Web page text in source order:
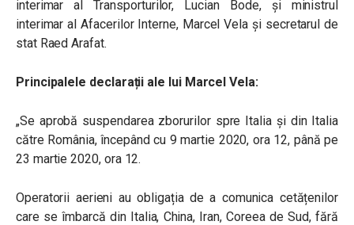
interimar al Transporturilor, Lucian Bode, și ministrul
interimar al Afacerilor Interne, Marcel Vela și secretarul de
stat Raed Arafat.
Principalele declarații ale lui Marcel Vela:
„Se aprobă suspendarea zborurilor spre Italia și din Italia
către România, începând cu 9 martie 2020, ora 12, până pe
23 martie 2020, ora 12.
Operatorii aerieni au obligația de a comunica cetățenilor
care se îmbarcă din Italia, China, Iran, Coreea de Sud, fără